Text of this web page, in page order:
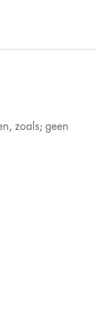
zoals; geen